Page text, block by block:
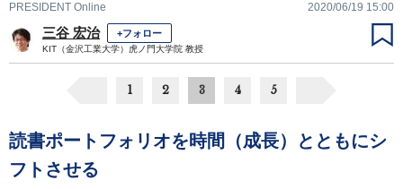
PRESIDENT Online 2020/06/19 15:00
三谷 宏治 +フォロー
KIT（金沢工業大学）虎ノ門大学院 教授
1 2 3 4 5
読書ポートフォリオを時間（成長）とともにシ
フトさせる